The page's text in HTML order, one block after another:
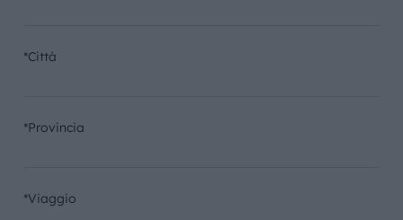
*Città
*Provincia
*Viaggio